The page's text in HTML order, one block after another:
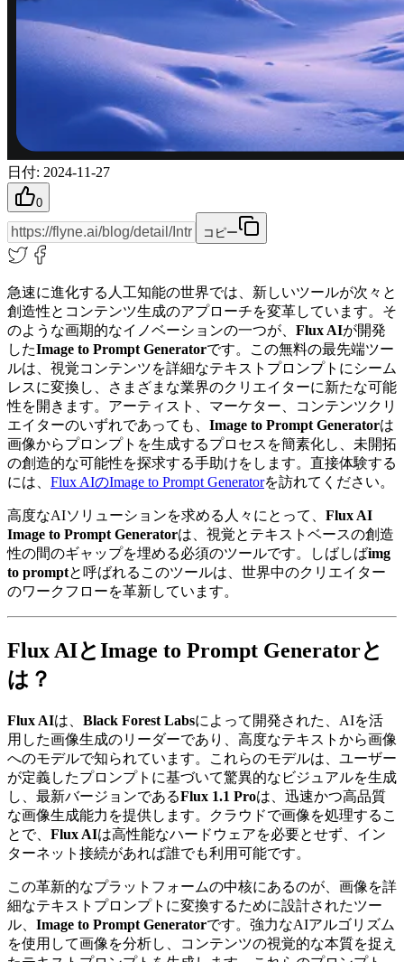
日付: 2024-11-27
0
コピー
急速に進化する人工知能の世界では、新しいツールが次々と
創造性とコンテンツ生成のアプローチを変革しています。そ
のような画期的なイノベーションの一つが、 Flux AIが開発
したImage to Prompt Generatorです。この無料の最先端ツー
ルは、視覚コンテンツを詳細なテキストプロンプトにシーム
レスに変換し、さまざまな業界のクリエイターに新たな可能
性を開きます。アーティスト、マーケター、コンテンツクリ
エイターのいずれであっても、 Image to Prompt Generatorは
画像からプロンプトを生成するプロセスを簡素化し、未開拓
の創造的な可能性を探求する手助けをします。直接体験する
には、 Flux AIのImage to Prompt Generatorを訪れてください。
高度なAIソリューションを求める人々にとって、 Flux AI
Image to Prompt Generatorは、視覚とテキストベースの創造
性の間のギャップを埋める必須のツールです。しばしばimg
to promptと呼ばれるこのツールは、世界中のクリエイター
のワークフローを革新しています。
Flux AIとImage to Prompt Generatorと
は？
Flux AIは、 Black Forest Labsによって開発された、AIを活
用した画像生成のリーダーであり、高度なテキストから画像
へのモデルで知られています。これらのモデルは、ユーザー
が定義したプロンプトに基づいて驚異的なビジュアルを生成
し、最新バージョンであるFlux 1.1 Proは、迅速かつ高品質
な画像生成能力を提供します。クラウドで画像を処理するこ
とで、 Flux AIは高性能なハードウェアを必要とせず、イン
ターネット接続があれば誰でも利用可能です。
この革新的なプラットフォームの中核にあるのが、画像を詳
細なテキストプロンプトに変換するために設計されたツー
ル、 Image to Prompt Generatorです。強力なAIアルゴリズム
を使用して画像を分析し、コンテンツの視覚的な本質を捉え